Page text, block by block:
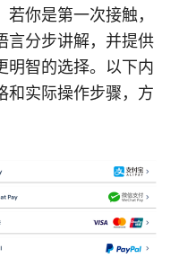
你是第一次接触，
言分步讲解，并提供
明智的选择。以下内
和实际操作步骤，方